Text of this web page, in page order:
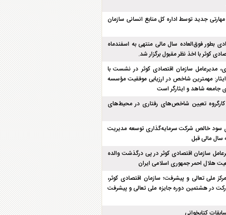
جدید توسط اداره کل منابع انسانی سازمان
بطور فوق‌العاده سال مالی منتهی به اسفند‌ماه
مدیرعامل سازمان اقتصادی کوثر در نشست با
مهمترین شاخص در ارزیابی موفقیت مؤسسه
جامعه شاهد و ایثارگر است
تعیین شاخص‌های رفتاری در محیط‌های
درصدی سود خالص شرکت سرمایه‌گذاری توسعه مدیریت
سال مالی قبل
سازمان اقتصادی کوثر در پی درگذشت والده
هلال احمر جمهوری اسلامی ایران
ملی تعالی و پیشرفت؛ سازمان اقتصادی کوثر،
در هشتمین دوره جایزه ملی تعالی و پیشرفت
کتابخوانی